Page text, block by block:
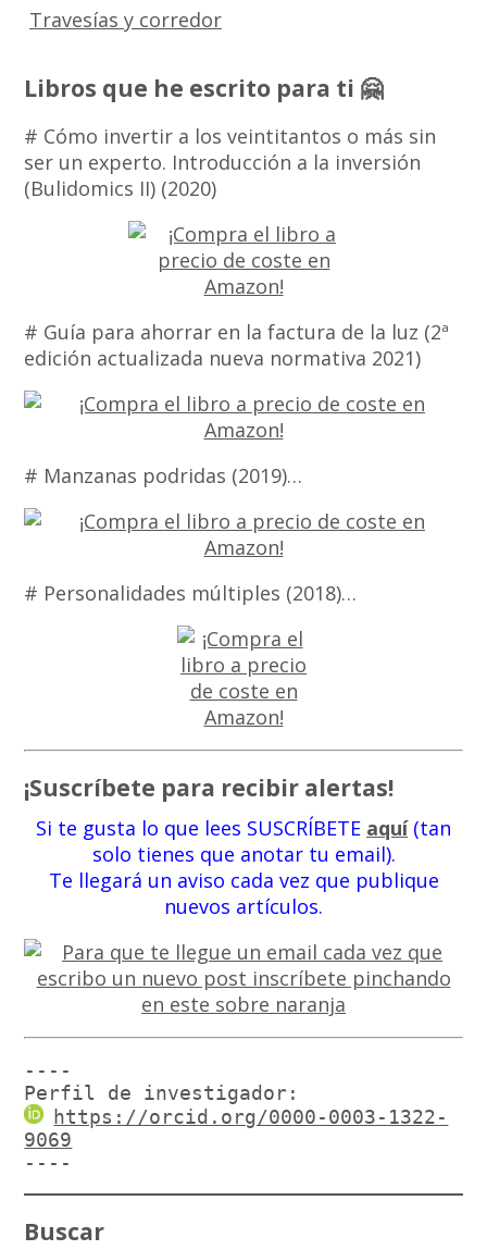
Travesías y corredor
Libros que he escrito para ti 🤗
# Cómo invertir a los veintitantos o más sin
ser un experto. Introducción a la inversión
(Bulidomics II) (2020)
# Guía para ahorrar en la factura de la luz (2ª
edición actualizada nueva normativa 2021)
# Manzanas podridas (2019)…
# Personalidades múltiples (2018)…
¡Suscríbete para recibir alertas!
Si te gusta lo que lees SUSCRÍBETE aquí(tan
solo tienes que anotar tu email).
Te llegará un aviso cada vez que publique
nuevos artículos.
----
Perfil de investigador:
https://orcid.org/0000-0003-1322-
9069
----
Buscar